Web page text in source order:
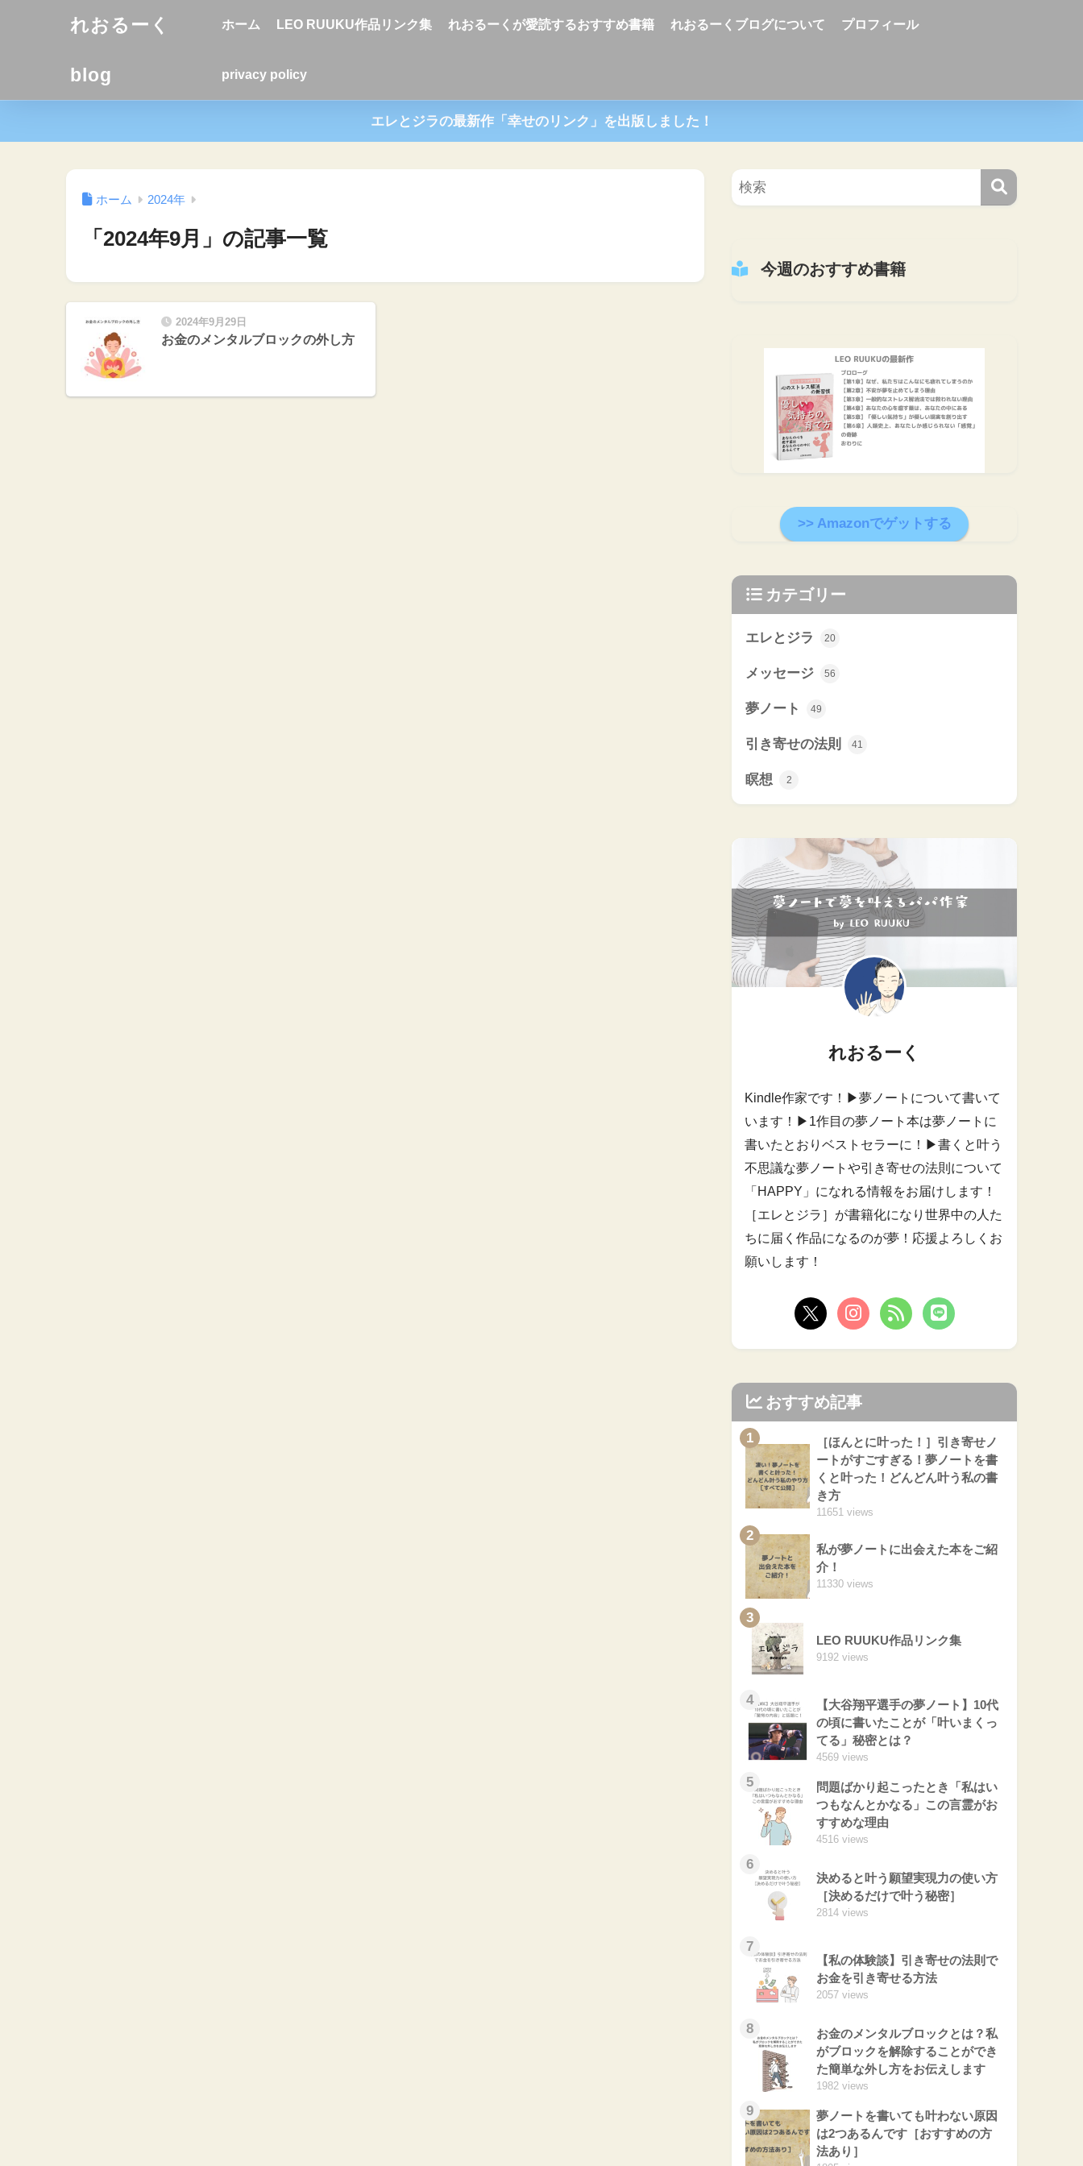
れおるーく
blog
ホーム LEO RUUKU作品リンク集 れおるーくが愛読するおすすめ書籍 れおるーくブログについて プロフィール
privacy policy
エレとジラの最新作「幸せのリンク」を出版しました！
ホーム 2024年
「2024年9月」の記事一覧
2024年9月29日
お金のメンタルブロックの外し方
今週のおすすめ書籍
>> Amazonでゲットする
カテゴリー
エレとジラ 20
メッセージ 56
夢ノート 49
引き寄せの法則 41
瞑想 2
れおるーく
Kindle作家です！▶︎夢ノートについて書いて
います！▶︎1作目の夢ノート本は夢ノートに
書いたとおりベストセラーに！▶︎書くと叶う
不思議な夢ノートや引き寄せの法則について
「HAPPY」になれる情報をお届けします！
［エレとジラ］が書籍化になり世界中の人た
ちに届く作品になるのが夢！応援よろしくお
願いします！
おすすめ記事
1
［ほんとに叶った！］引き寄せノ
ートがすごすぎる！夢ノートを書
くと叶った！どんどん叶う私の書
き方
11651 views
2
私が夢ノートに出会えた本をご紹
介！
11330 views
3
LEO RUUKU作品リンク集
9192 views
4
【大谷翔平選手の夢ノート】10代
の頃に書いたことが「叶いまくっ
てる」秘密とは？
4569 views
5
問題ばかり起こったとき「私はい
つもなんとかなる」この言霊がお
すすめな理由
4516 views
6
決めると叶う願望実現力の使い方
［決めるだけで叶う秘密］
2814 views
7
【私の体験談】引き寄せの法則で
お金を引き寄せる方法
2057 views
8
お金のメンタルブロックとは？私
がブロックを解除することができ
た簡単な外し方をお伝えします
1982 views
9
夢ノートを書いても叶わない原因
は2つあるんです［おすすめの方
法あり］